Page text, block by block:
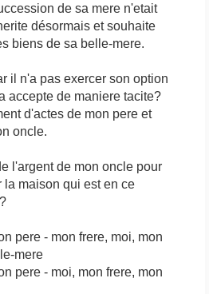
de sa mere n'etait
désormais et souhaite
biens de sa belle-mere.
il n'a pas exercer son option
accepte de maniere tacite?
d'actes de mon pere et
oncle.
l'argent de mon oncle pour
la maison qui est en ce
pere - mon frere, moi, mon
mere
pere - moi, mon frere, mon